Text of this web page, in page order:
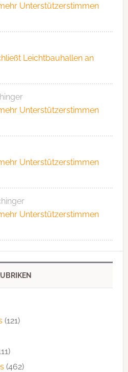
Unterstützerstimmen
Leichtbauhallen an
Unterstützerstimmen
Unterstützerstimmen
Unterstützerstimmen
(121)
(462)